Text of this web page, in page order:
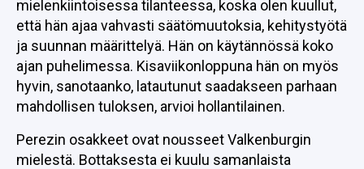
mielenkiintoisessa tilanteessa, koska olen kuullut,
että hän ajaa vahvasti säätömuutoksia, kehitystyötä
ja suunnan määrittelyä. Hän on käytännössä koko
ajan puhelimessa. Kisaviikonloppuna hän on myös
hyvin, sanotaanko, latautunut saadakseen parhaan
mahdollisen tuloksen, arvioi hollantilainen.
Perezin osakkeet ovat nousseet Valkenburgin
mielestä. Bottaksesta ei kuulu samanlaista